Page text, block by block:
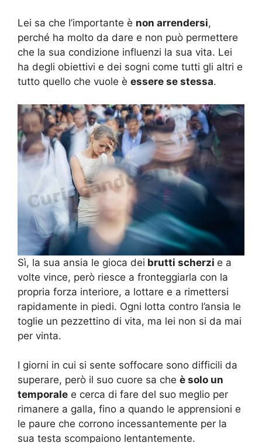
Lei sa che l’importante è non arrendersi,
perché ha molto da dare e non può permettere
che la sua condizione influenzi la sua vita. Lei
ha degli obiettivi e dei sogni come tutti gli altri e
tutto quello che vuole è essere se stessa.
Sì, la sua ansia le gioca dei brutti scherzi e a
volte vince, però riesce a fronteggiarla con la
propria forza interiore, a lottare e a rimettersi
rapidamente in piedi. Ogni lotta contro l’ansia le
toglie un pezzettino di vita, ma lei non si da mai
per vinta.
I giorni in cui si sente soffocare sono difficili da
superare, però il suo cuore sa che è solo un
temporale e cerca di fare del suo meglio per
rimanere a galla, fino a quando le apprensioni e
le paure che corrono incessantemente per la
sua testa scompaiono lentantemente.